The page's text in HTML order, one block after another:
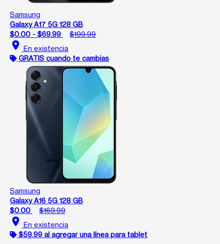
Samsung
Galaxy A17 5G 128 GB
$0.00 - $69.99
$199.99
location_on En existencia
GRATIS cuando te cambias
Samsung
Galaxy A16 5G 128 GB
$0.00
$169.99
location_on En existencia
$59.99 al agregar una línea para tablet